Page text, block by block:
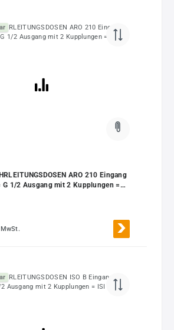
ARO 210 Eingang
G 1/2 Ausgang mit 2 Kupplungen =